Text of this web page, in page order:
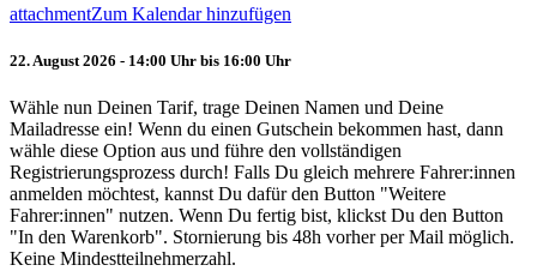
attachmentZum Kalendar hinzufügen
22. August 2026 - 14:00 Uhr bis 16:00 Uhr
Wähle nun Deinen Tarif, trage Deinen Namen und Deine
Mailadresse ein! Wenn du einen Gutschein bekommen hast, dann
wähle diese Option aus und führe den vollständigen
Registrierungsprozess durch! Falls Du gleich mehrere Fahrer:innen
anmelden möchtest, kannst Du dafür den Button "Weitere
Fahrer:innen" nutzen. Wenn Du fertig bist, klickst Du den Button
"In den Warenkorb". Stornierung bis 48h vorher per Mail möglich.
Keine Mindestteilnehmerzahl.